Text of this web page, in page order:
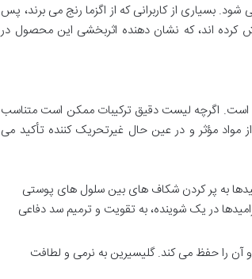
از کاربرانی که از اگزما رنج می برند، پس
کرده اند، که نشان دهنده اثربخشی این محصول در
است. اگرچه لیست دقیق ترکیبات ممکن است متناسب
مواد مؤثر و در عین حال غیرتحریک کننده تأکید می
به پر کردن شکاف های بین سلول های پوستی
در یک شوینده، به تقویت و ترمیم سد دفاعی
را حفظ می کند. گلیسیرین به نرمی و لطافت